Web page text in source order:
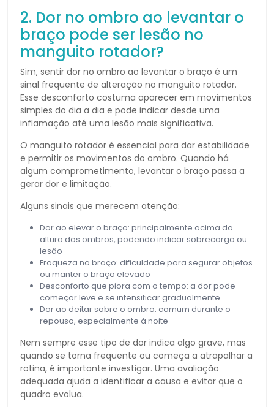
2. Dor no ombro ao levantar o
braço pode ser lesão no
manguito rotador?
Sim, sentir dor no ombro ao levantar o braço é um
sinal frequente de alteração no manguito rotador.
Esse desconforto costuma aparecer em movimentos
simples do dia a dia e pode indicar desde uma
inflamação até uma lesão mais significativa.
O manguito rotador é essencial para dar estabilidade
e permitir os movimentos do ombro. Quando há
algum comprometimento, levantar o braço passa a
gerar dor e limitação.
Alguns sinais que merecem atenção:
Dor ao elevar o braço: principalmente acima da
altura dos ombros, podendo indicar sobrecarga ou
lesão
Fraqueza no braço: dificuldade para segurar objetos
ou manter o braço elevado
Desconforto que piora com o tempo: a dor pode
começar leve e se intensificar gradualmente
Dor ao deitar sobre o ombro: comum durante o
repouso, especialmente à noite
Nem sempre esse tipo de dor indica algo grave, mas
quando se torna frequente ou começa a atrapalhar a
rotina, é importante investigar. Uma avaliação
adequada ajuda a identificar a causa e evitar que o
quadro evolua.